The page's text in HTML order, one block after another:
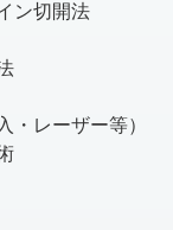
ン切開法
・レーザー等）